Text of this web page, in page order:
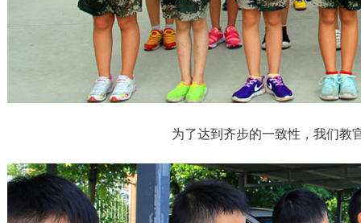
为了达到齐步的一致性，我们教